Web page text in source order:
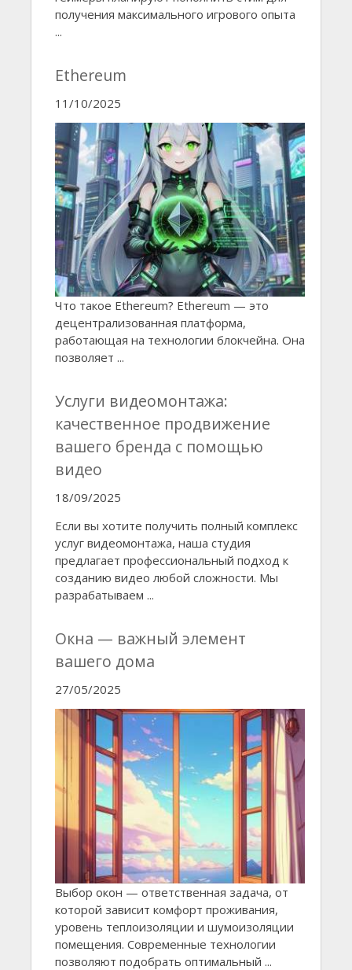
получения максимального игрового опыта
...
Ethereum
11/10/2025
Что такое Ethereum? Ethereum — это
децентрализованная платформа,
работающая на технологии блокчейна. Она
позволяет ...
Услуги видеомонтажа:
качественное продвижение
вашего бренда с помощью
видео
18/09/2025
Если вы хотите получить полный комплекс
услуг видеомонтажа, наша студия
предлагает профессиональный подход к
созданию видео любой сложности. Мы
разрабатываем ...
Окна — важный элемент
вашего дома
27/05/2025
Выбор окон — ответственная задача, от
которой зависит комфорт проживания,
уровень теплоизоляции и шумоизоляции
помещения. Современные технологии
позволяют подобрать оптимальный ...